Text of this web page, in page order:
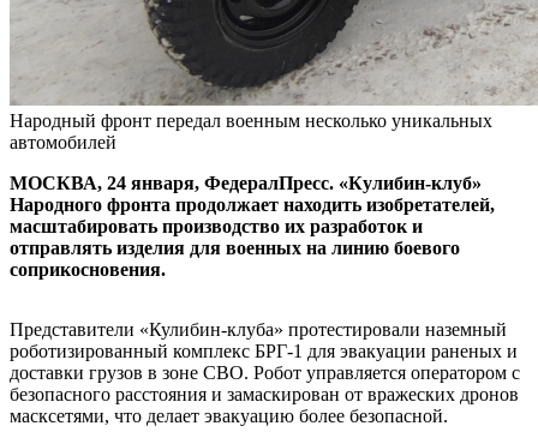
Народный фронт передал военным несколько уникальных
автомобилей
МОСКВА, 24 января, ФедералПресс. «Кулибин-клуб»
Народного фронта продолжает находить изобретателей,
масштабировать производство их разработок и
отправлять изделия для военных на линию боевого
соприкосновения.
Представители «Кулибин-клуба» протестировали наземный
роботизированный комплекс БРГ-1 для эвакуации раненых и
доставки грузов в зоне СВО. Робот управляется оператором с
безопасного расстояния и замаскирован от вражеских дронов
масксетями, что делает эвакуацию более безопасной.